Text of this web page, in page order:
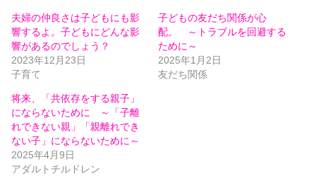
て
T
w
i
t
t
e
r
で
新
し
い
ウ
ィ
ン
ド
ウ
o
o
k
で
共
有
す
ク
リ
ッ
ク
し
て
く
さ
い
夫婦の仲良さは子どもにも影
響するよ。子どもにどんな影
響があるのでしょう？
2023年12月23日
子育て
子どもの友だち関係が心
配。 ～トラブルを回避する
ために～
2025年1月2日
友だち関係
将来、「共依存をする親子」
にならないために ～「子離
れできない親」「親離れでき
ない子」にならないために～
2025年4月9日
アダルトチルドレン